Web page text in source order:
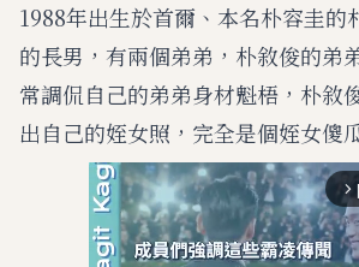
1988年出生於首爾、本名朴容圭的
的長男，有兩個弟弟，朴敘俊的弟
常調侃自己的弟弟身材魁梧，朴敘
出自己的姪女照，完全是個姪女傻
arrow_forward_ios